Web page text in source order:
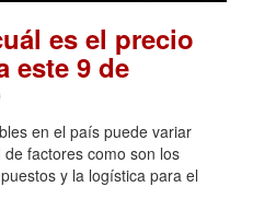
es el precio
este 9 de
en el país puede variar
factores como son los
y la logística para el